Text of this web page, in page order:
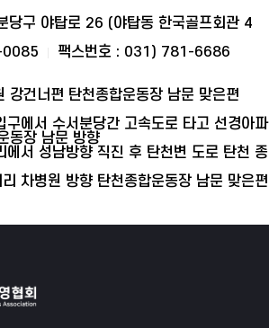
당구 야탑로 26 (야탑동 한국골프회관 4
팩스번호 : 031) 781-6686
강건너편 탄천종합운동장 남문 맞은편
구에서 수서분당간 고속도로 타고 선경아파
동장 남문 방향
에서 성남방향 직진 후 탄천변 도로 탄천 종
차병원 방향 탄천종합운동장 남문 맞은편